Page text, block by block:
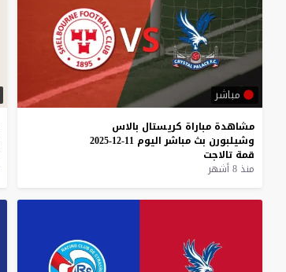
مباشر
مشاهدة مباراة كريستال بالاس
وشيلبورن بث مباشر اليوم 11-12-2025
قمة تالاجت
منذ 8 أشهر